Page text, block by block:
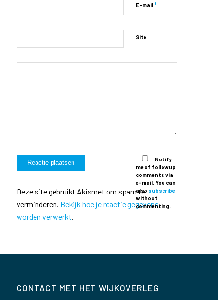
E-mail*
Site
Notify
me of followup
comments via
e-mail. You can
also subscribe
without
commenting.
Deze site gebruikt Akismet om spam te
verminderen. Bekijk hoe je reactie gegevens
worden verwerkt.
CONTACT MET HET WIJKOVERLEG